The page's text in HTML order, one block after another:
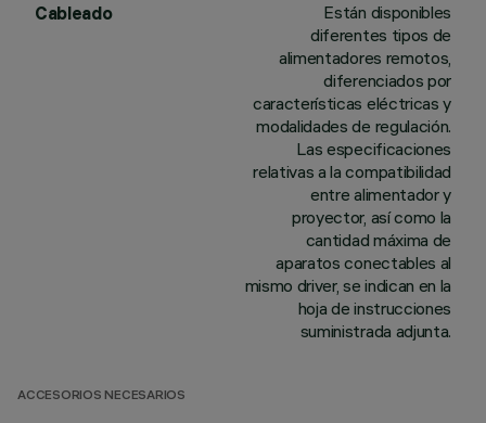
Cableado
Están disponibles
diferentes tipos de
alimentadores remotos,
diferenciados por
características eléctricas y
modalidades de regulación.
Las especificaciones
relativas a la compatibilidad
entre alimentador y
proyector, así como la
cantidad máxima de
aparatos conectables al
mismo driver, se indican en la
hoja de instrucciones
suministrada adjunta.
ACCESORIOS NECESARIOS